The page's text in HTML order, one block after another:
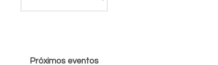
Próximos eventos